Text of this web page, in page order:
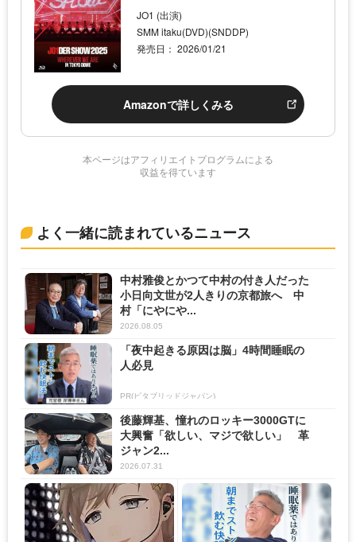
JO1 (出演)
SMM itaku(DVD)(SNDDP)
発売日： 2026/01/21
Amazonで詳しくみる
本ページはアフィリエイトプログラムによる
収益を得ています
よく一緒に読まれているニュース
中村雅俊とかつて中村の付き人だった
小日向文世が2人きりの京都旅へ 中
村「にやにや...
2026.08.05
「夜中起きる原因は脳」4時間睡眠の
人必見
PR(ビタブリッドジャパン)
後藤輝基、憧れのロッキー3000GTに
大興奮「欲しい、マジで欲しい」 革
ジャン2...
2026.07.31